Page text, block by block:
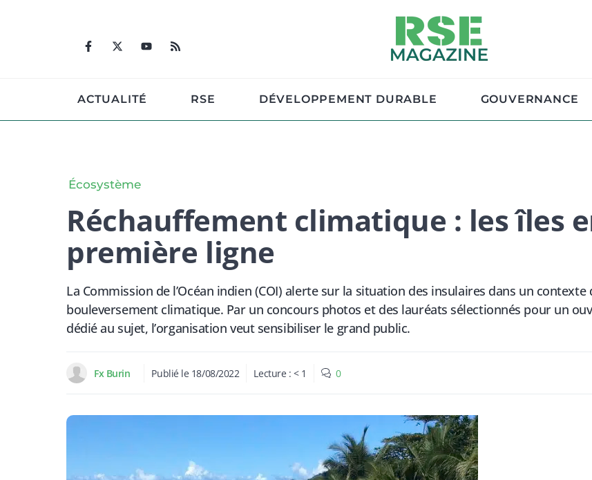
ACTUALITÉ RSE DÉVELOPPEMENT DURABLE GOUVERNANCE
Écosystème
Réchauffement climatique : les îles
première ligne
La Commission de l’Océan indien (COI) alerte sur la situation des insulaires dans un contexte
bouleversement climatique. Par un concours photos et des lauréats sélectionnés pour un
dédié au sujet, l’organisation veut sensibiliser le grand public.
Fx Burin Publié le 18/08/2022 Lecture : < 1 0